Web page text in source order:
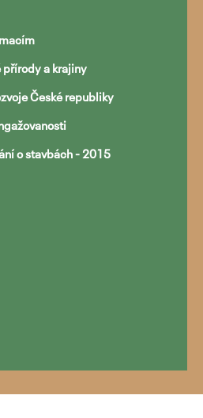
přírody a krajiny
České republiky
o stavbách - 2015